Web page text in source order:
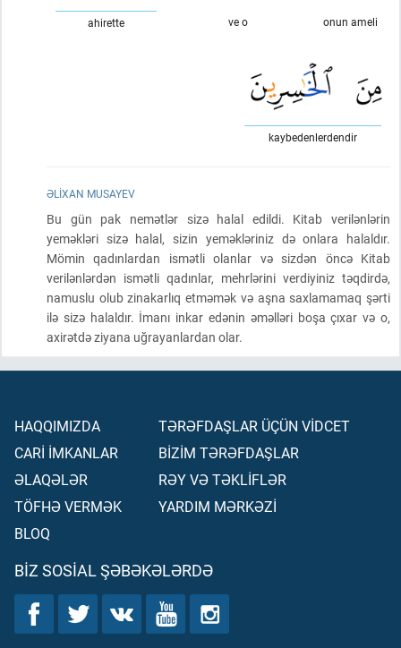
onun ameli
ve o
ahirette
kaybedenlerdendir
ƏLIXAN MUSAYEV
Bu gün pak nemətlər sizə halal edildi. Kitab verilənlərin
yeməkləri sizə halal, sizin yeməkləriniz də onlara halaldır.
Mömin qadınlardan ismətli olanlar və sizdən öncə Kitab
verilənlərdən ismətli qadınlar, mehrlərini verdiyiniz təqdirdə,
namuslu olub zinakarlıq etməmək və aşna saxlamamaq şərti
ilə sizə halaldır. İmanı inkar edənin əməlləri boşa çıxar və o,
axirətdə ziyana uğrayanlardan olar.
HAQQIMIZDA
CARİ İMKANLAR
ƏLAQƏLƏR
TÖFHƏ VERMƏK
BLOQ
TƏRƏFDAŞLAR ÜÇÜN VİDCET
BİZİM TƏRƏFDAŞLAR
RƏY VƏ TƏKLİFLƏR
YARDIM MƏRKƏZİ
BIZ SOSIAL ŞƏBƏKƏLƏRDƏ